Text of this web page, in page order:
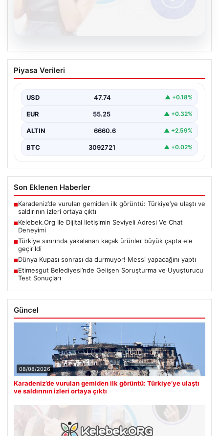
Kelebek.Org İle Dijital İletişimin Seviyeli
Adresi Ve Chat Deneyimi
kurması ciddi bir önem taşımaktadır. Halen birçok…
Piyasa Verileri
USD 47.74 ▲ +0.18%
EUR 55.25 ▲ +0.32%
ALTIN 6660.6 ▲ +2.59%
BTC 3092721 ▲ +0.02%
Son Eklenen Haberler
■Karadeniz’de vurulan gemiden ilk görüntü: Türkiye’ye ulaştı ve
saldırının izleri ortaya çıktı
■Kelebek.Org İle Dijital İletişimin Seviyeli Adresi Ve Chat
Deneyimi
■Türkiye sınırında yakalanan kaçak ürünler büyük çapta ele
geçirildi
■Dünya Kupası sonrası da durmuyor! Messi yapacağını yaptı
■Etimesgut Belediyesi’nde Gelişen Soruşturma ve Uyuşturucu
Test Sonuçları
Güncel
08/08/2026
Karadeniz’de vurulan gemiden ilk görüntü: Türkiye’ye ulaştı
ve saldırının izleri ortaya çıktı